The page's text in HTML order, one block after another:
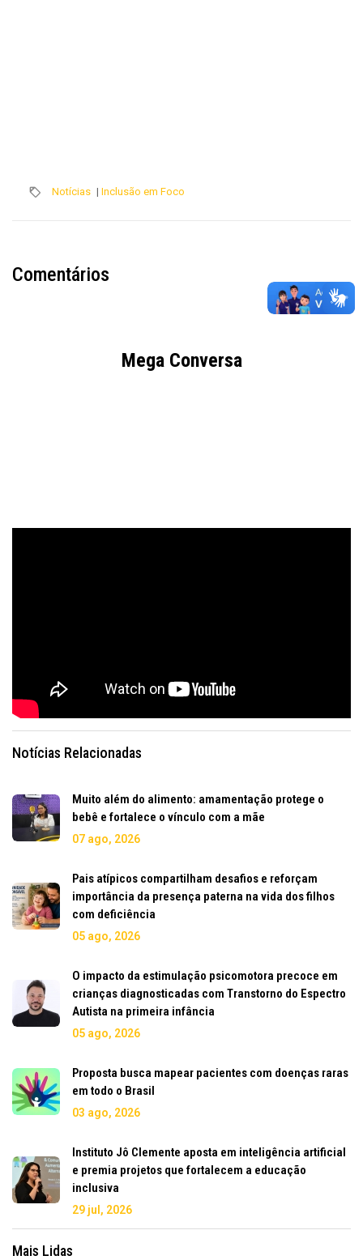
Notícias | Inclusão em Foco
Comentários
Mega Conversa
Notícias Relacionadas
Muito além do alimento: amamentação protege o
bebê e fortalece o vínculo com a mãe
07 ago, 2026
Pais atípicos compartilham desafios e reforçam
importância da presença paterna na vida dos filhos
com deficiência
05 ago, 2026
O impacto da estimulação psicomotora precoce em
crianças diagnosticadas com Transtorno do Espectro
Autista na primeira infância
05 ago, 2026
Proposta busca mapear pacientes com doenças raras
em todo o Brasil
03 ago, 2026
Instituto Jô Clemente aposta em inteligência artificial
e premia projetos que fortalecem a educação
inclusiva
29 jul, 2026
Mais Lidas